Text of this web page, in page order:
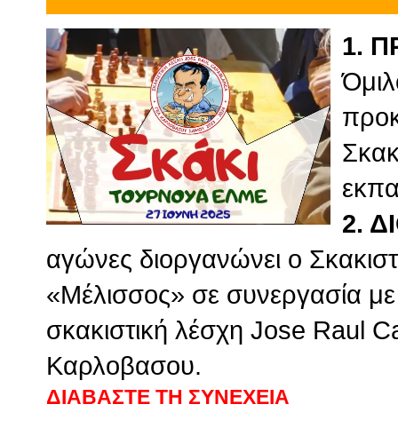
1.
2.
αγώνες διοργανώνει ο
«Μέλισσος» σε συνεργασία
σκακιστική λέσχη Jose Raul
Καρλοβασου.
ΔΙΑΒΑΣΤΕ ΤΗ ΣΥΝΕΧΕΙΑ